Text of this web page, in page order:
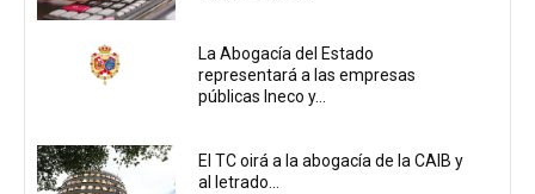
La Abogacía del Estado
representará a las empresas
públicas Ineco y...
El TC oirá a la abogacía de la CAIB y
al letrado...